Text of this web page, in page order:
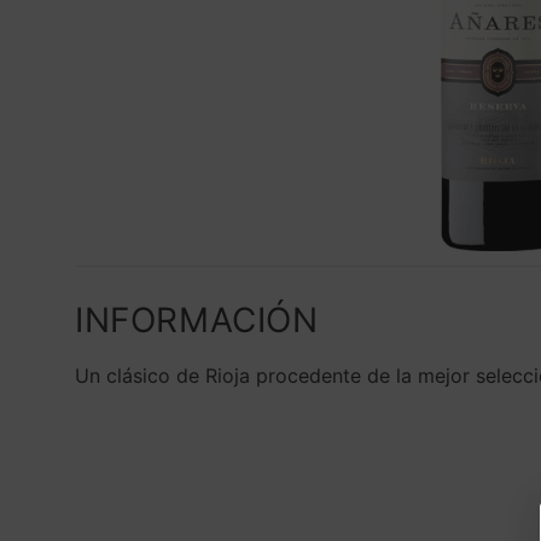
INFORMACIÓN
Un clásico de Rioja procedente de la mejor